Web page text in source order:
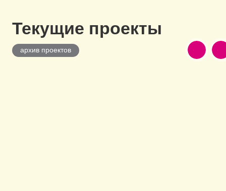
Текущие проекты
архив проектов